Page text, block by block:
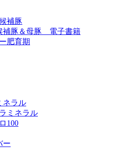
補豚
補豚＆母豚 電子書籍
肥育期
ネラル
ミネラル
100
ー